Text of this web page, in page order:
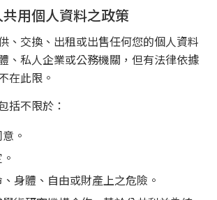
用個人資料之政策
、交換、出租或出售任何您的個人資料
、私人企業或公務機關，但有法律依據
在此限。
括不限於：
。
身體、自由或財產上之危險。